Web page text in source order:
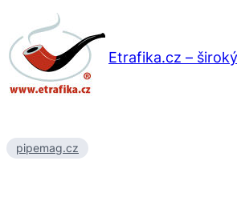
Etrafika.cz –
pipemag.cz